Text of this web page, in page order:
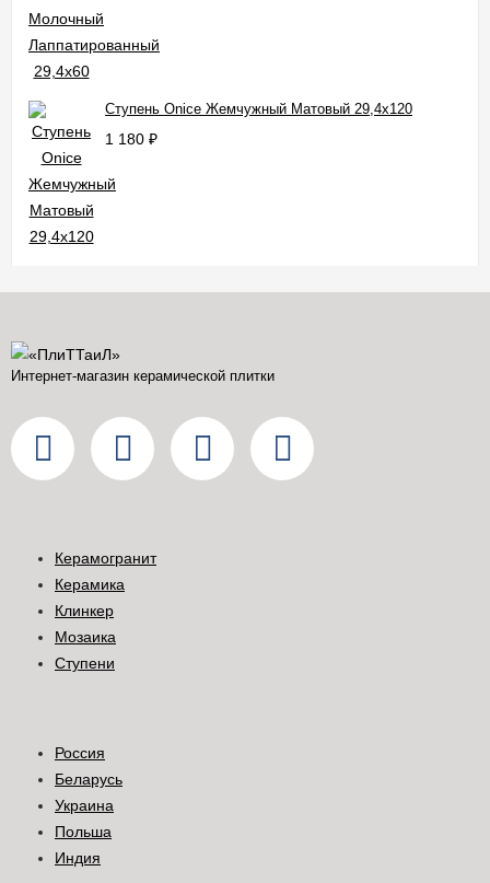
Ступень Onice Жемчужный Матовый 29,4x120
1 180 ₽
Интернет-магазин керамической плитки
Керамогранит
Керамика
Клинкер
Мозаика
Ступени
Россия
Беларусь
Украина
Польша
Индия